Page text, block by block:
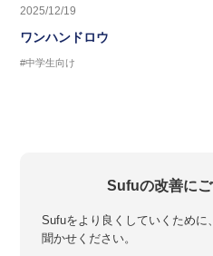
2025/12/19
ワンハンドロウ
#中学生向け
Sufuの改善に
Sufuをより良くしていくために
聞かせください。